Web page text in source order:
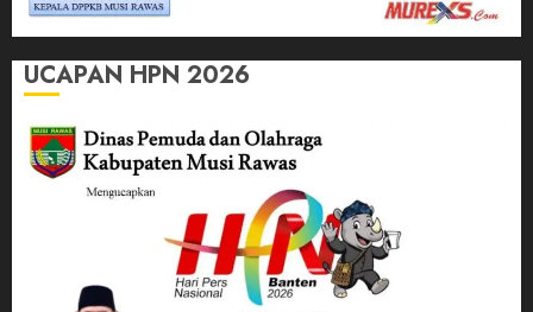
UCAPAN HPN 2026